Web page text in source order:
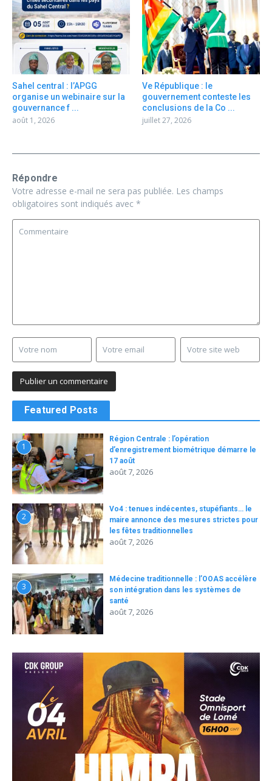
Sahel central : l’APGG
organise un webinaire sur la
gouvernance f ...
août 1, 2026
Ve République : le
gouvernement conteste les
conclusions de la Co ...
juillet 27, 2026
Répondre
Votre adresse e-mail ne sera pas publiée. Les champs
obligatoires sont indiqués avec *
Featured Posts
1
Région Centrale : l’opération
d’enregistrement biométrique démarre le
17 août
août 7, 2026
2
Vo4 : tenues indécentes, stupéfiants… le
maire annonce des mesures strictes pour
les fêtes traditionnelles
août 7, 2026
3
Médecine traditionnelle : l’OOAS accélère
son intégration dans les systèmes de
santé
août 7, 2026